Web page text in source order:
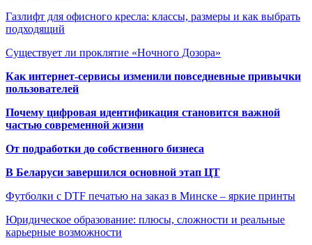
Газлифт для офисного кресла: классы, размеры и как выбрать
подходящий
Существует ли проклятие «Ночного Дозора»
Как интернет-сервисы изменили повседневные привычки
пользователей
Почему цифровая идентификация становится важной
частью современной жизни
От подработки до собственного бизнеса
В Беларуси завершился основной этап ЦТ
Футболки с DTF печатью на заказ в Минске – яркие принты
Юридическое образование: плюсы, сложности и реальные
карьерные возможности